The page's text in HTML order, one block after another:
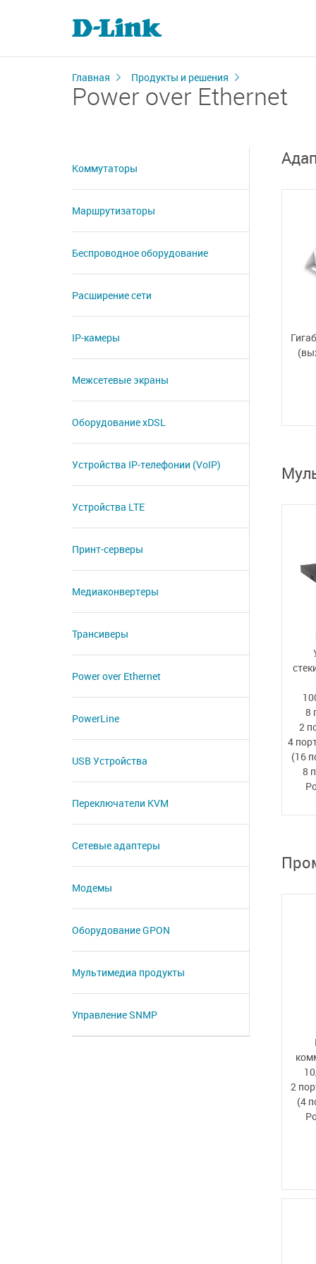
Главная Продукты и решения
Power over Ethernet
Коммутаторы
Маршрутизаторы
Беспроводное оборудование
Расширение сети
IP-камеры
Межсетевые экраны
Оборудование xDSL
Устройства IP-телефонии (VoIP)
Устройства LTE
Принт-серверы
Медиаконвертеры
Трансиверы
Power over Ethernet
PowerLine
USB Устройства
Переключатели KVM
Сетевые адаптеры
Модемы
Оборудование GPON
Мультимедиа продукты
Управление SNMP
8
2
4
(16
8
2
(4